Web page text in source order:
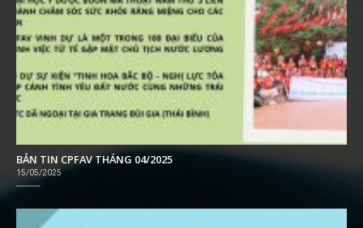
BẢN TIN CPFAV THÁNG 04/2025
15/05/2025